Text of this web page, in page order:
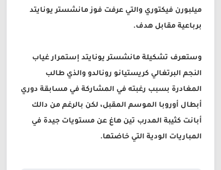
ميلبورن فيكتوري والتي عرفت فوز مانشستر يونايتد
برباعية مقابل هدف.
وستعرف تشكيلة مانشستر يونايتد إستمرار غياب
النجم البرتغالي كريستيانو رونالدو والذي طالب
المغادرة بسبب رغبته في المشاركة في مسابقة دوري
أبطال أوروبا الموسم المقبل، لكن بالرغم من دالك
أبانت كثيبة المدرب تين هاغ عن مستويات جيدة في
المباريات الودية التي خاضتها.